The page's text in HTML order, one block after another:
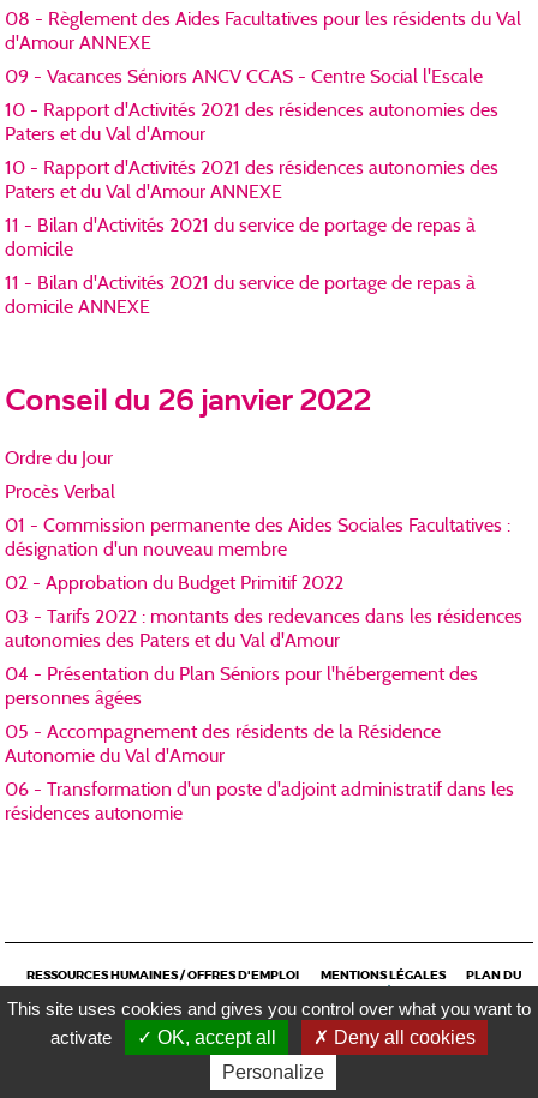
08 - Règlement des Aides Facultatives pour les résidents du Val
d'Amour ANNEXE
09 - Vacances Séniors ANCV CCAS - Centre Social l'Escale
10 - Rapport d'Activités 2021 des résidences autonomies des
Paters et du Val d'Amour
10 - Rapport d'Activités 2021 des résidences autonomies des
Paters et du Val d'Amour ANNEXE
11 - Bilan d'Activités 2021 du service de portage de repas à
domicile
11 - Bilan d'Activités 2021 du service de portage de repas à
domicile ANNEXE
Conseil du 26 janvier 2022
Ordre du Jour
Procès Verbal
01 - Commission permanente des Aides Sociales Facultatives :
désignation d'un nouveau membre
02 - Approbation du Budget Primitif 2022
03 - Tarifs 2022 : montants des redevances dans les résidences
autonomies des Paters et du Val d'Amour
04 - Présentation du Plan Séniors pour l'hébergement des
personnes âgées
05 - Accompagnement des résidents de la Résidence
Autonomie du Val d'Amour
06 - Transformation d'un poste d'adjoint administratif dans les
résidences autonomie
RESSOURCES HUMAINES / OFFRES D'EMPLOI MENTIONS LÉGALES
PLAN DU
SITE
CONTACT
This site uses cookies and gives you control over what you want to
activate
OK, accept all
Deny all cookies
Personalize